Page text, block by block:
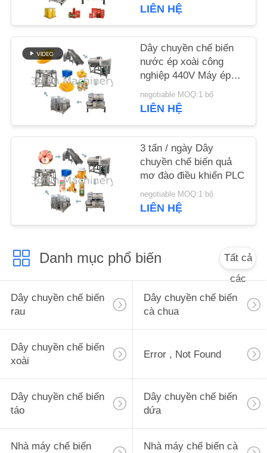
TIN
TỨC
TRƯỜNG
HỢP
YÊU
SƠ
ĐỒ
TRANG
WEB
CHÍNH
SÁCH
BẢO
MẬT
LIÊN HỆ
Dây chuyền chế biến
nước ép xoài công
nghiệp 440V Máy ép
xoài
negotiable MOQ:1 bộ
LIÊN HỆ
3 tấn / ngày Dây
chuyền chế biến quả
mơ đào điều khiển PLC
negotiable MOQ:1 bộ
LIÊN HỆ
Danh mục phổ biến
Tất cả
các
Dây chuyền chế biến
rau
Dây chuyền chế biến
cà chua
Dây chuyền chế biến
xoài
Error , Not Found
Dây chuyền chế biến
táo
Dây chuyền chế biến
dứa
Nhà máy chế biến Nhà máy chế biến cà